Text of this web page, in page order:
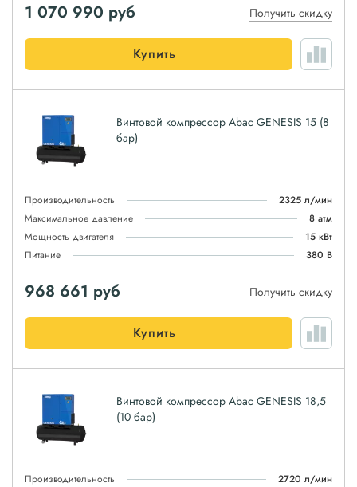
1 070 990 руб Получить скидку
Купить
Винтовой компрессор Abac GENESIS 15 (8
бар)
Производительность
2325 л/мин
Максимальное давление
8 атм
Мощность двигателя
15 кВт
Питание
380 В
968 661 руб Получить скидку
Купить
Винтовой компрессор Abac GENESIS 18,5
(10 бар)
Производительность
2720 л/мин